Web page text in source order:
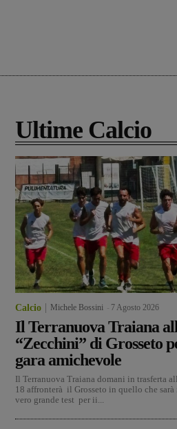
Ultime Calcio
Calcio Michele Bossini 7 Agosto 2026
Il Terranuova Traiana
“Zecchini” di Grosseto
gara amichevole
Il Terranuova Traiana domani in trasferta
18 affronterà il Grosseto in quello che
vero grande test per ii...